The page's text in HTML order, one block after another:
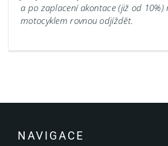
a po zaplacení akontace (již od 10%)
motocyklem rovnou odjíždět.
NAVIGACE